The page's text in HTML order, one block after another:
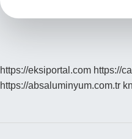
https://eksiportal.com https://
https://absaluminyum.com.tr